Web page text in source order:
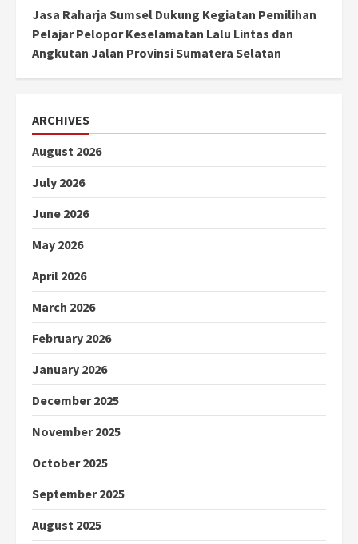
Jasa Raharja Sumsel Dukung Kegiatan Pemilihan
Pelajar Pelopor Keselamatan Lalu Lintas dan
Angkutan Jalan Provinsi Sumatera Selatan
ARCHIVES
August 2026
July 2026
June 2026
May 2026
April 2026
March 2026
February 2026
January 2026
December 2025
November 2025
October 2025
September 2025
August 2025